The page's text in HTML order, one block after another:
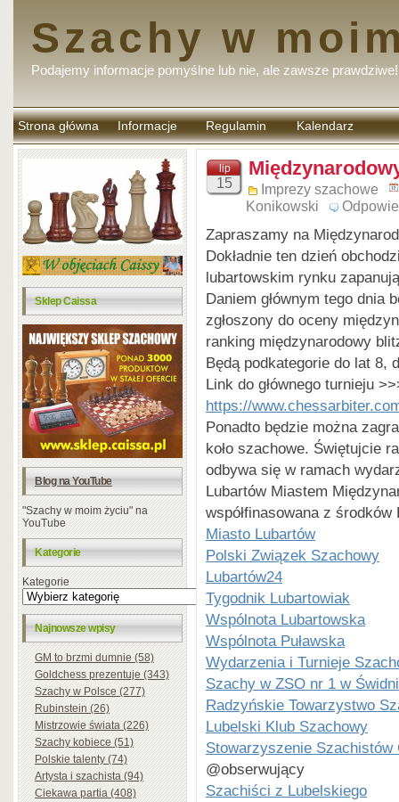
Szachy w
Podajemy informacje pomyślne lub nie, ale zawsze prawdziwe!
Strona główna Informacje Regulamin
komentarzy
Kalendarz
Sklep Caissa
Blog na YouTube
"Szachy w moim życiu" na
YouTube
Kategorie
Kategorie
Najnowsze wpisy
GM to brzmi dumnie (58)
Goldchess prezentuje (343)
Szachy w Polsce (277)
Rubinstein (26)
Mistrzowie świata (226)
Szachy kobiece (51)
Polskie talenty (74)
Artysta i szachista (94)
Ciekawa partia (408)
lip
15
Imprezy szachowe
Konikowski
Zapraszamy na
Dokładnie ten dzień
lubartowskim rynku
Daniem głównym tego dnia
zgłoszony do oceny
ranking międzynarodowy
Będą podkategorie do lat 8,
Link do głównego turnieju
https://
Ponadto będzie można
koło szachowe. Świętujcie
odbywa się w ramach
Lubartów Miastem
współfinasowana z
Miasto Lubartów
Polski Związek Szachowy
Lubartów24
Tygodnik Lubartowiak
Wspólnota Lubartowska
Wspólnota Puławska
Wydarzenia i Turnieje
Szachy w ZSO nr 1 w
Radzyńskie Towarzystwo
Lubelski Klub Szachowy
Stowarzyszenie Szachistów
@obserwujący
Szachiści z Lubelskiego